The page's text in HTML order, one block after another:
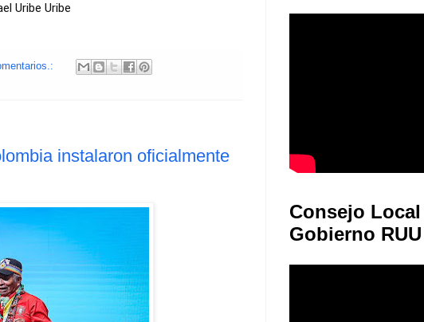
Uribe Uribe
instalaron oficialmente
Consejo
Gobierno RUU